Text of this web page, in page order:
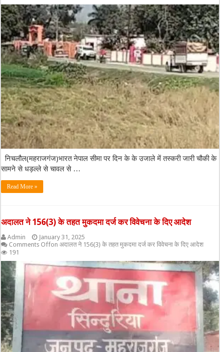
निचलौल(महराजगंज)भारत नेपाल सीमा पर दिन के के उजाले में तस्करी जारी चौकी के
सामने से धड़ल्ले से चावल से …
Read More »
अदालत ने 156(3) के तहत मुकदमा दर्ज कर विवेचना के दिए आदेश
Admin
January 31, 2025
Comments Offon अदालत ने 156(3) के तहत मुकदमा दर्ज कर विवेचना के दिए आदेश
191